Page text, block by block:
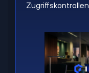
Zugriffskontrollen